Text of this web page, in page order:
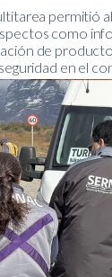
permitió
como
de
en el